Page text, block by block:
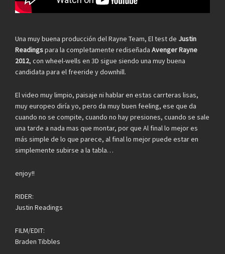
Una muy buena producción del Rayne Team, El test de Justin
Readingspara la completamente rediseñada Avenger Rayne
2012, con wheel-wells en 3D sigue siendo una muy buena
candidata para el freeride y downhill.
El video muy limpio, paisaje ni hablar en estas carrteras lisas,
muy europeo diría yo, pero da muy buen feeling, ese que da
cuando no se compite, cuando no hay presiones, cuando se sale
una tarde a nada mas que montar, por que Al final lo mejor es
más simple de lo que parece, al final lo mejor puede estar en
simplemente subirse a la tabla…
enjoy!!
RIDER:
Justin Readings
FILM/EDIT:
Braden Tibbles